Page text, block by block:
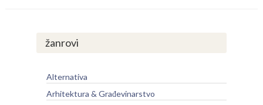
žanrovi
Alternativa
Arhitektura & Građevinarstvo